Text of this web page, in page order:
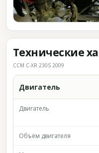
Технические
CCM C-XR 230S 2009
Двигатель
Двигатель
Объём двигателя